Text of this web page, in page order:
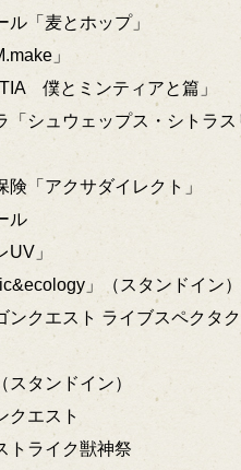
ル「麦とホップ」
」
僕とミンティアと篇」
「シュウェップス・シトラ
険「アクサダイレクト」
ル
」
」（スタンドイン）
ンクエスト ライブスペクタ
スタンドイン）
クエスト
トライク獣神祭